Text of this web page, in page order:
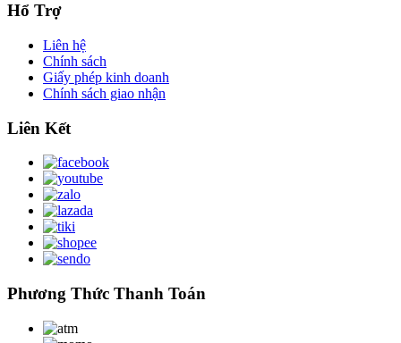
Hổ Trợ
Liên hệ
Chính sách
Giấy phép kinh doanh
Chính sách giao nhận
Liên Kết
Phương Thức Thanh Toán